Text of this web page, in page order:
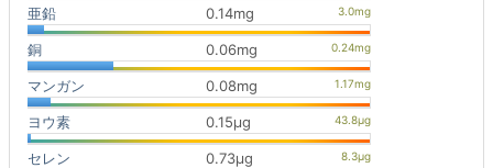
亜鉛 0.14mg
銅 0.06mg
マンガン 0.08mg
ヨウ素 0.15μg
セレン 0.73μg